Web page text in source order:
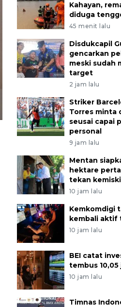
Kahayan,
diduga
45 menit lalu
Disdukcapil
gencarkan
meski sudah
target
2 jam lalu
Striker
Torres minta
seusai capai
personal
9 jam lalu
Mentan
hektare
tekan
10 jam lalu
Kemkomdigi
kembali aktif
10 jam lalu
BEI catat
tembus 10,05
10 jam lalu
Timnas